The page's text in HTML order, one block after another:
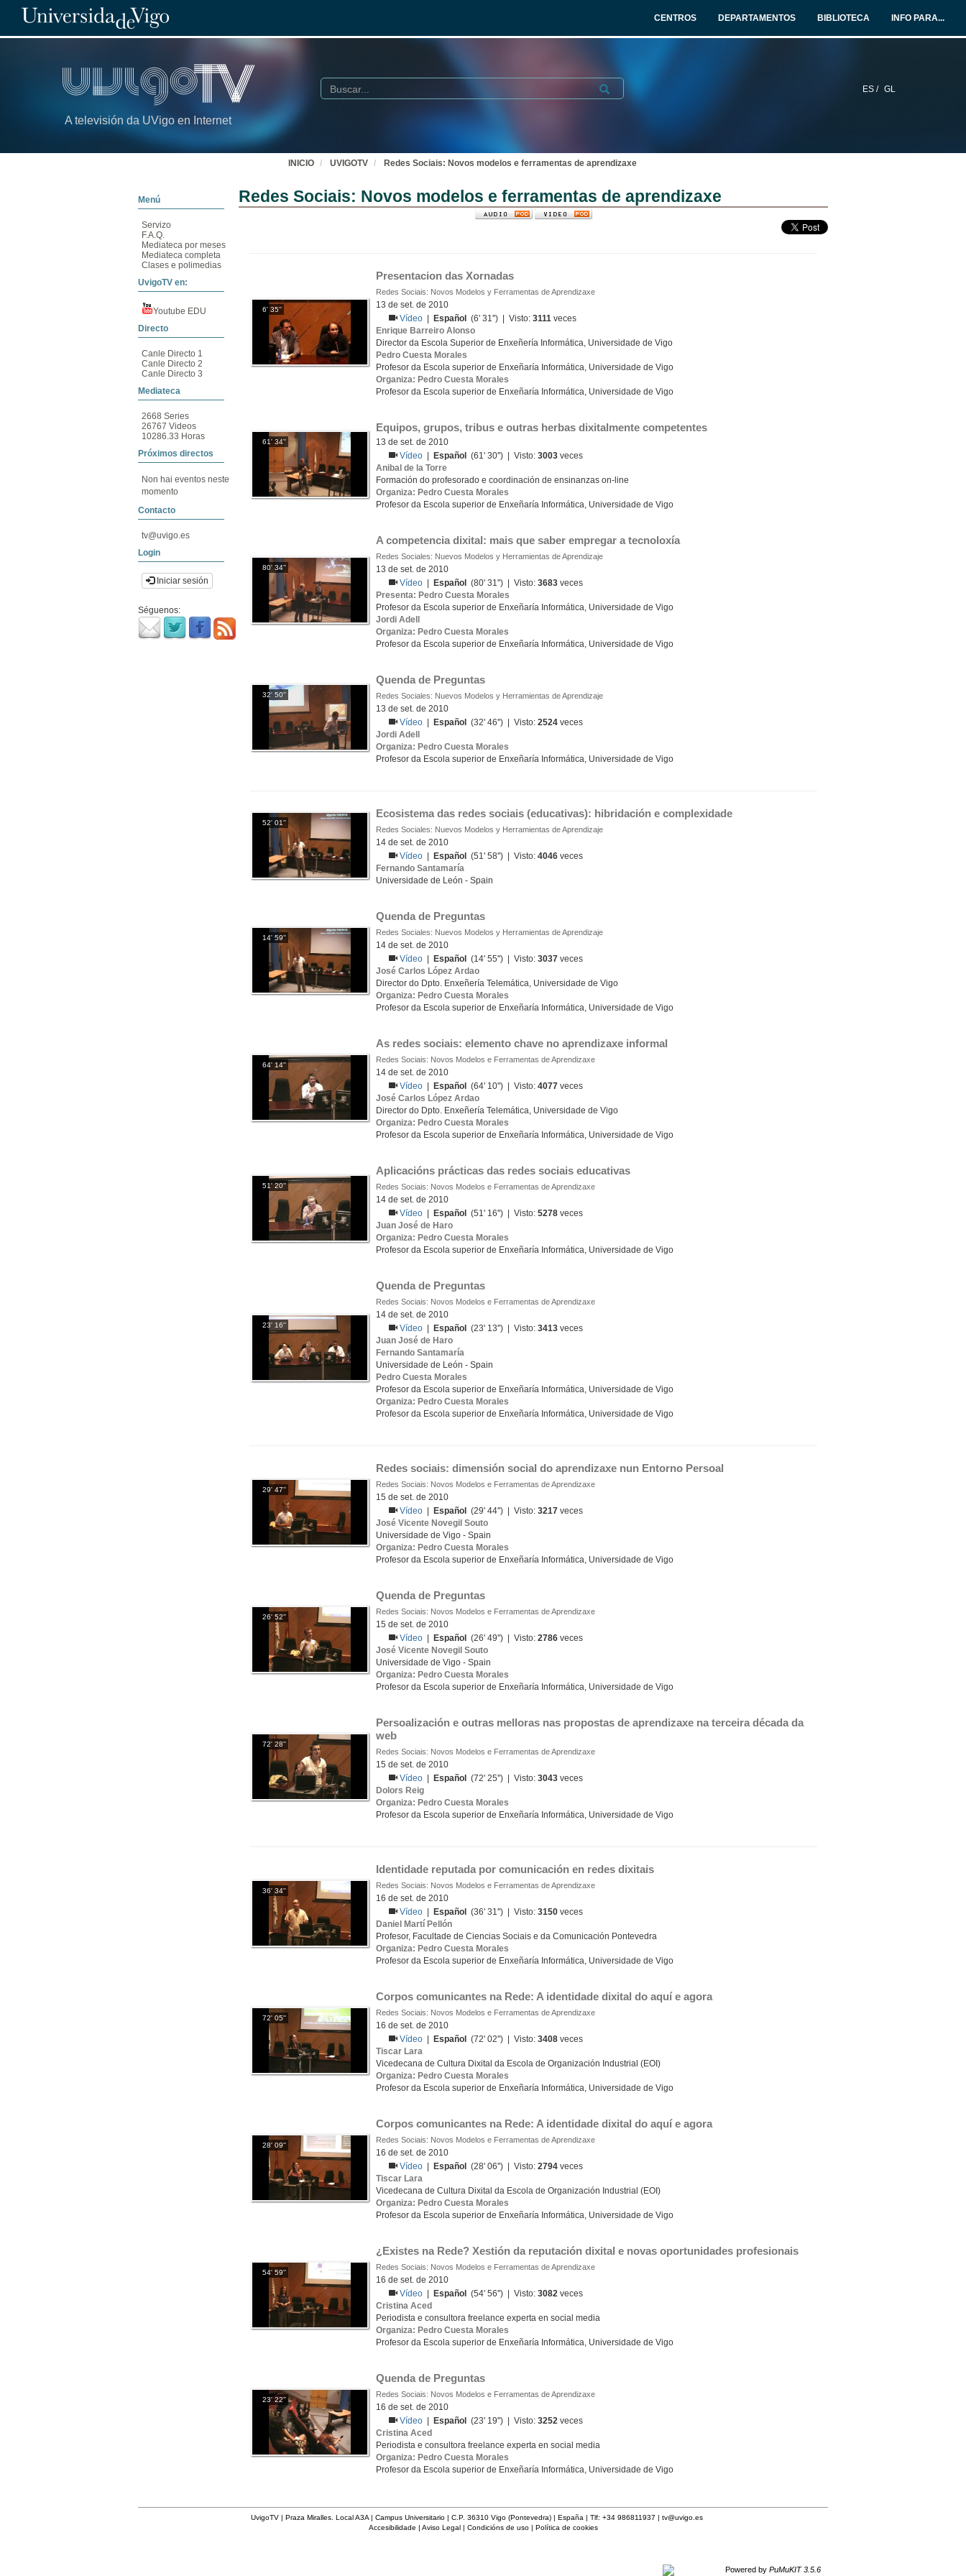
CENTROS DEPARTAMENTOS BIBLIOTECA INFO PARA...
A televisión da UVigo en Internet
ES / GL
Buscar Submit
INICIO UVIGOTV Redes Sociais: Novos modelos e ferramentas de aprendizaxe
Menú
Servizo
F.A.Q.
Mediateca por meses
Mediateca completa
Clases e polimedias
UvigoTV en:
Youtube EDU
Directo
Canle Directo 1
Canle Directo 2
Canle Directo 3
Mediateca
2668 Series
26767 Videos
10286.33 Horas
Próximos directos
Non hai eventos neste
momento
Contacto
tv@uvigo.es
Login
Iniciar sesión
Séguenos:
Redes Sociais: Novos modelos e ferramentas de aprendizaxe
6' 35''
Presentacion das Xornadas
Redes Sociais: Novos Modelos y Ferramentas de Aprendizaxe
13 de set. de 2010
Vídeo
Español (6' 31'') | Visto:3111 veces
Enrique Barreiro Alonso
Director da Escola Superior de Enxeñería Informática, Universidade de Vigo
Pedro Cuesta Morales
Profesor da Escola superior de Enxeñaría Informática, Universidade de Vigo
Organiza: Pedro Cuesta Morales
Profesor da Escola superior de Enxeñaría Informática, Universidade de Vigo
61' 34''
Equipos, grupos, tribus e outras herbas dixitalmente competentes
13 de set. de 2010
Vídeo
Español (61' 30'') | Visto:3003 veces
Anibal de la Torre
Formación do profesorado e coordinación de ensinanzas on-line
Organiza: Pedro Cuesta Morales
Profesor da Escola superior de Enxeñaría Informática, Universidade de Vigo
80' 34''
A competencia dixital: mais que saber empregar a tecnoloxía
Redes Sociales: Nuevos Modelos y Herramientas de Aprendizaje
13 de set. de 2010
Vídeo
Español (80' 31'') | Visto:3683 veces
Presenta: Pedro Cuesta Morales
Profesor da Escola superior de Enxeñaría Informática, Universidade de Vigo
Jordi Adell
Organiza: Pedro Cuesta Morales
Profesor da Escola superior de Enxeñaría Informática, Universidade de Vigo
32' 50''
Quenda de Preguntas
Redes Sociales: Nuevos Modelos y Herramientas de Aprendizaje
13 de set. de 2010
Vídeo
Español (32' 46'') | Visto:2524 veces
Jordi Adell
Organiza: Pedro Cuesta Morales
Profesor da Escola superior de Enxeñaría Informática, Universidade de Vigo
52' 01''
Ecosistema das redes sociais (educativas): hibridación e complexidade
Redes Sociales: Nuevos Modelos y Herramientas de Aprendizaje
14 de set. de 2010
Vídeo
Español (51' 58'') | Visto:4046 veces
Fernando Santamaría
Universidade de León - Spain
14' 59''
Quenda de Preguntas
Redes Sociales: Nuevos Modelos y Herramientas de Aprendizaje
14 de set. de 2010
Vídeo
Español (14' 55'') | Visto:3037 veces
José Carlos López Ardao
Director do Dpto. Enxeñería Telemática, Universidade de Vigo
Organiza: Pedro Cuesta Morales
Profesor da Escola superior de Enxeñaría Informática, Universidade de Vigo
64' 14''
As redes sociais: elemento chave no aprendizaxe informal
Redes Sociais: Novos Modelos e Ferramentas de Aprendizaxe
14 de set. de 2010
Vídeo
Español (64' 10'') | Visto:4077 veces
José Carlos López Ardao
Director do Dpto. Enxeñería Telemática, Universidade de Vigo
Organiza: Pedro Cuesta Morales
Profesor da Escola superior de Enxeñaría Informática, Universidade de Vigo
51' 20''
Aplicacións prácticas das redes sociais educativas
Redes Sociais: Novos Modelos e Ferramentas de Aprendizaxe
14 de set. de 2010
Vídeo
Español (51' 16'') | Visto:5278 veces
Juan José de Haro
Organiza: Pedro Cuesta Morales
Profesor da Escola superior de Enxeñaría Informática, Universidade de Vigo
23' 16''
Quenda de Preguntas
Redes Sociais: Novos Modelos e Ferramentas de Aprendizaxe
14 de set. de 2010
Vídeo
Español (23' 13'') | Visto:3413 veces
Juan José de Haro
Fernando Santamaría
Universidade de León - Spain
Pedro Cuesta Morales
Profesor da Escola superior de Enxeñaría Informática, Universidade de Vigo
Organiza: Pedro Cuesta Morales
Profesor da Escola superior de Enxeñaría Informática, Universidade de Vigo
29' 47''
Redes sociais: dimensión social do aprendizaxe nun Entorno Persoal
Redes Sociais: Novos Modelos e Ferramentas de Aprendizaxe
15 de set. de 2010
Vídeo
Español (29' 44'') | Visto:3217 veces
José Vicente Novegil Souto
Universidade de Vigo - Spain
Organiza: Pedro Cuesta Morales
Profesor da Escola superior de Enxeñaría Informática, Universidade de Vigo
26' 52''
Quenda de Preguntas
Redes Sociais: Novos Modelos e Ferramentas de Aprendizaxe
15 de set. de 2010
Vídeo
Español (26' 49'') | Visto:2786 veces
José Vicente Novegil Souto
Universidade de Vigo - Spain
Organiza: Pedro Cuesta Morales
Profesor da Escola superior de Enxeñaría Informática, Universidade de Vigo
72' 28''
Persoalización e outras melloras nas propostas de aprendizaxe na terceira década da
web
Redes Sociais: Novos Modelos e Ferramentas de Aprendizaxe
15 de set. de 2010
Vídeo
Español (72' 25'') | Visto:3043 veces
Dolors Reig
Organiza: Pedro Cuesta Morales
Profesor da Escola superior de Enxeñaría Informática, Universidade de Vigo
36' 34''
Identidade reputada por comunicación en redes dixitais
Redes Sociais: Novos Modelos e Ferramentas de Aprendizaxe
16 de set. de 2010
Vídeo
Español (36' 31'') | Visto:3150 veces
Daniel Martí Pellón
Profesor, Facultade de Ciencias Sociais e da Comunicación Pontevedra
Organiza: Pedro Cuesta Morales
Profesor da Escola superior de Enxeñaría Informática, Universidade de Vigo
72' 05''
Corpos comunicantes na Rede: A identidade dixital do aquí e agora
Redes Sociais: Novos Modelos e Ferramentas de Aprendizaxe
16 de set. de 2010
Vídeo
Español (72' 02'') | Visto:3408 veces
Tiscar Lara
Vicedecana de Cultura Dixital da Escola de Organización Industrial (EOI)
Organiza: Pedro Cuesta Morales
Profesor da Escola superior de Enxeñaría Informática, Universidade de Vigo
28' 09''
Corpos comunicantes na Rede: A identidade dixital do aquí e agora
Redes Sociais: Novos Modelos e Ferramentas de Aprendizaxe
16 de set. de 2010
Vídeo
Español (28' 06'') | Visto:2794 veces
Tiscar Lara
Vicedecana de Cultura Dixital da Escola de Organización Industrial (EOI)
Organiza: Pedro Cuesta Morales
Profesor da Escola superior de Enxeñaría Informática, Universidade de Vigo
54' 59''
¿Existes na Rede? Xestión da reputación dixital e novas oportunidades profesionais
Redes Sociais: Novos Modelos e Ferramentas de Aprendizaxe
16 de set. de 2010
Vídeo
Español (54' 56'') | Visto:3082 veces
Cristina Aced
Periodista e consultora freelance experta en social media
Organiza: Pedro Cuesta Morales
Profesor da Escola superior de Enxeñaría Informática, Universidade de Vigo
23' 22''
Quenda de Preguntas
Redes Sociais: Novos Modelos e Ferramentas de Aprendizaxe
16 de set. de 2010
Vídeo
Español (23' 19'') | Visto:3252 veces
Cristina Aced
Periodista e consultora freelance experta en social media
Organiza: Pedro Cuesta Morales
Profesor da Escola superior de Enxeñaría Informática, Universidade de Vigo
UvigoTV | Praza Miralles. Local A3A | Campus Universitario | C.P. 36310 Vigo (Pontevedra) | España | Tlf: +34 986811937 | tv@uvigo.es
Accesibilidade | Aviso Legal| Condicións de uso| Política de cookies
Powered by PuMuKIT 3.5.6